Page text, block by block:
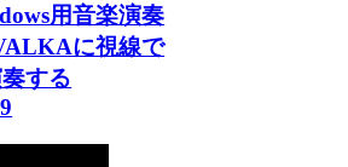
用音楽演奏
に視線で
する